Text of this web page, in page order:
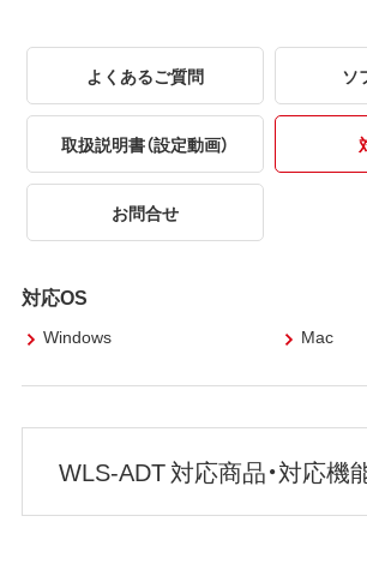
よくあるご質問 ソ
取扱説明書（設定動画）
お問合せ
対応OS
Windows Mac
WLS-ADT 対応商品・対応機